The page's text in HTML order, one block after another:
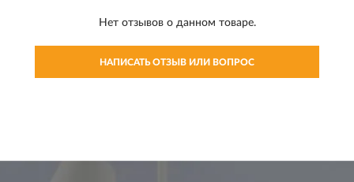
Нет отзывов о данном товаре.
НАПИСАТЬ ОТЗЫВ ИЛИ ВОПРОС